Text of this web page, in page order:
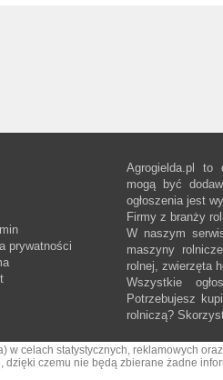
prywatności
Agrogielda.pl to
mogą być
ogłoszenia jest
Firmy z branży
W naszym
maszyny
rolnej, zwierzęta
Wszystkie
Potrzebujesz
rolniczą?
w celach statystycznych, reklamowych
dzięki czemu nie będą zbierane żadne